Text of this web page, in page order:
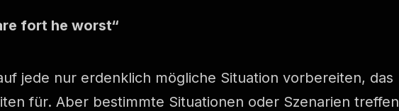
fort he worst“
jede nur erdenklich mögliche Situation vorbereiten, das
für. Aber bestimmte Situationen oder Szenarien treffen